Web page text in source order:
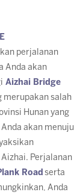
perjalanan
Anda akan
Aizhai Bridge
merupakan salah
Hunan yang
akan menuju
Perjalanan
Road serta
Anda